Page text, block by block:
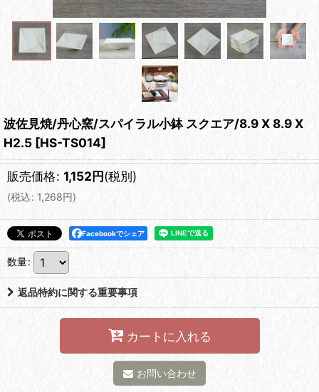
波佐見焼/丹心窯/スパイラル小鉢 スクエア/8.9 X 8.9 X
H2.5 [HS-TS014]
販売価格: 1,152円(税別)
(税込: 1,268円)
Facebookでシェア
数量:
返品特約に関する重要事項
カートに入れる
お問い合わせ